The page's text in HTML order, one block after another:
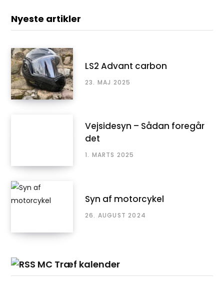
Nyeste artikler
LS2 Advant carbon
23. MAJ 2025
Vejsidesyn – Sådan foregår
det
1. MARTS 2025
Syn af motorcykel
26. AUGUST 2024
MC Træf kalender